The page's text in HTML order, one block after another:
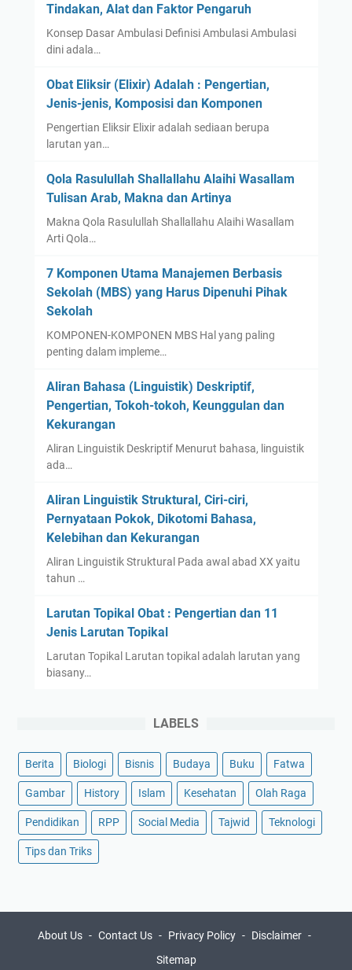
Tindakan, Alat dan Faktor Pengaruh
Konsep Dasar Ambulasi Definisi Ambulasi Ambulasi
dini adala…
Obat Eliksir (Elixir) Adalah : Pengertian,
Jenis-jenis, Komposisi dan Komponen
Pengertian Eliksir Elixir adalah sediaan berupa
larutan yan…
Qola Rasulullah Shallallahu Alaihi Wasallam
Tulisan Arab, Makna dan Artinya
Makna Qola Rasulullah Shallallahu Alaihi Wasallam
Arti Qola…
7 Komponen Utama Manajemen Berbasis
Sekolah (MBS) yang Harus Dipenuhi Pihak
Sekolah
KOMPONEN-KOMPONEN MBS Hal yang paling
penting dalam impleme…
Aliran Bahasa (Linguistik) Deskriptif,
Pengertian, Tokoh-tokoh, Keunggulan dan
Kekurangan
Aliran Linguistik Deskriptif Menurut bahasa, linguistik
ada…
Aliran Linguistik Struktural, Ciri-ciri,
Pernyataan Pokok, Dikotomi Bahasa,
Kelebihan dan Kekurangan
Aliran Linguistik Struktural Pada awal abad XX yaitu
tahun …
Larutan Topikal Obat : Pengertian dan 11
Jenis Larutan Topikal
Larutan Topikal Larutan topikal adalah larutan yang
biasany…
LABELS
Berita Biologi Bisnis Budaya Buku Fatwa
Gambar History Islam Kesehatan Olah Raga
Pendidikan RPP Social Media Tajwid Teknologi
Tips dan Triks
About Us Contact Us Privacy Policy
Disclaimer
Sitemap